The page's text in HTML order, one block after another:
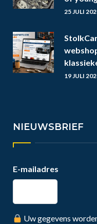
25 JULI
19 JULI
NIEUWSBRIEF
E-mailadres
Uw gegevens